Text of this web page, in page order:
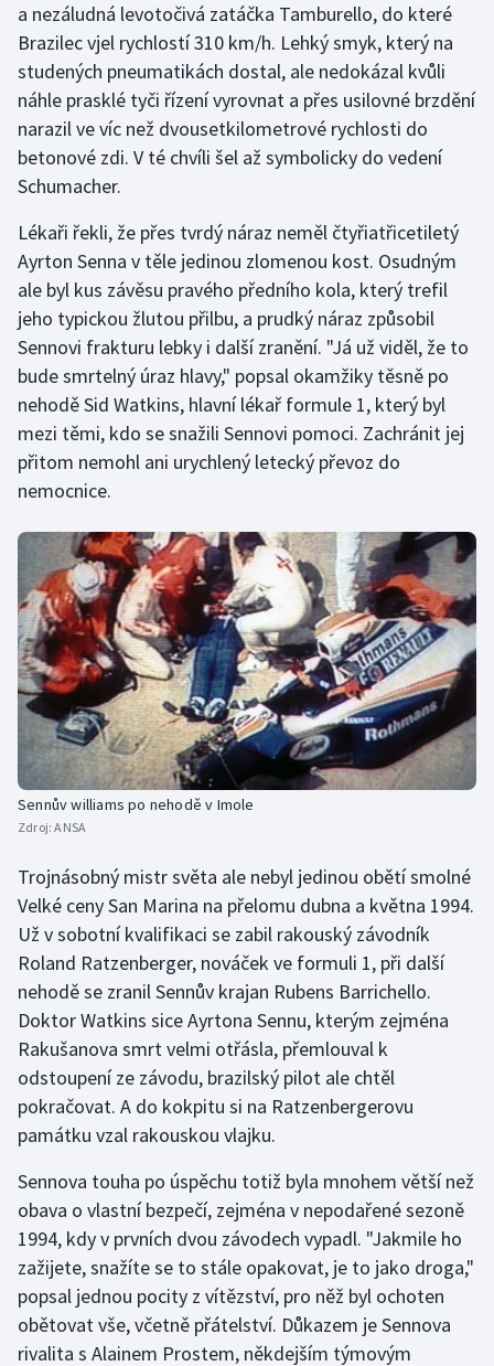
Jezdectví
Judo
Krasobruslení
Lezení
Lyže a snowboard
Moderní pětiboj
Motorsport
Olympijské hry
Parasport
Plážový volejbal
Ragby
Rychlobruslení
Rychlostní kanoistika
Short track
Sportovní střelba
Stolní tenis
Triatlon
Veslování
Vodní slalom
Volejbal
a nezáludná levotočivá zatáčka Tamburello, do které
Brazilec vjel rychlostí 310 km/h. Lehký smyk, který na
studených pneumatikách dostal, ale nedokázal kvůli
náhle prasklé tyči řízení vyrovnat a přes usilovné brzdění
narazil ve víc než dvousetkilometrové rychlosti do
betonové zdi. V té chvíli šel až symbolicky do vedení
Schumacher.
Lékaři řekli, že přes tvrdý náraz neměl čtyřiatřicetiletý
Ayrton Senna v těle jedinou zlomenou kost. Osudným
ale byl kus závěsu pravého předního kola, který trefil
jeho typickou žlutou přilbu, a prudký náraz způsobil
Sennovi frakturu lebky i další zranění. "Já už viděl, že to
bude smrtelný úraz hlavy," popsal okamžiky těsně po
nehodě Sid Watkins, hlavní lékař formule 1, který byl
mezi těmi, kdo se snažili Sennovi pomoci. Zachránit jej
přitom nemohl ani urychlený letecký převoz do
nemocnice.
Sennův williams po nehodě v Imole
Zdroj:ANSA
Trojnásobný mistr světa ale nebyl jedinou obětí smolné
Velké ceny San Marina na přelomu dubna a května 1994.
Už v sobotní kvalifikaci se zabil rakouský závodník
Roland Ratzenberger, nováček ve formuli 1, při další
nehodě se zranil Sennův krajan Rubens Barrichello.
Doktor Watkins sice Ayrtona Sennu, kterým zejména
Rakušanova smrt velmi otřásla, přemlouval k
odstoupení ze závodu, brazilský pilot ale chtěl
pokračovat. A do kokpitu si na Ratzenbergerovu
památku vzal rakouskou vlajku.
Sennova touha po úspěchu totiž byla mnohem větší než
obava o vlastní bezpečí, zejména v nepodařené sezoně
1994, kdy v prvních dvou závodech vypadl. "Jakmile ho
zažijete, snažíte se to stále opakovat, je to jako droga,"
popsal jednou pocity z vítězství, pro něž byl ochoten
obětovat vše, včetně přátelství. Důkazem je Sennova
rivalita s Alainem Prostem, někdejším týmovým